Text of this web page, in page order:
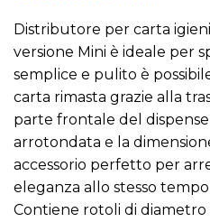
Distributore per carta
versione Mini è ideale per
semplice e pulito è
carta rimasta grazie alla
parte frontale del
arrotondata e la
accessorio perfetto per
eleganza allo stesso
Contiene rotoli di diametro